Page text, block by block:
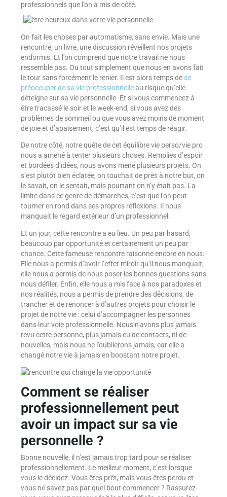
professionnels que l’on a mis de côté.
On fait les choses par automatisme, sans envie. Mais une
rencontre, un livre, une discussion réveillent nos projets
endormis. Et l’on comprend que notre travail ne nous
ressemble pas. Ou tout simplement que nous en avons fait
le tour sans forcément le renier. Il est alors temps de se
préoccuper de sa vie professionnelleau risque qu’elle
déteigne sur sa vie personnelle. Et si vous commencez à
être tracassé le soir et le week-end, si vous avez des
problèmes de sommeil ou que vous avez moins de moment
de joie et d’apaisement, c’est qu’il est temps de réagir.
De notre côté, notre quête de cet équilibre vie perso/vie pro
nous a amené à tenter plusieurs choses. Remplies d’espoir
et bordées d’idées, nous avons mené plusieurs projets. On
s’est plutôt bien éclatée, on touchait de près à notre but, on
le savait, on le sentait, mais pourtant on n’y était pas. La
limite dans ce genre de démarches, c’est que l’on peut
tourner en rond dans ses propres réflexions. Il nous
manquait le regard extérieur d’un professionnel.
Et un jour, cette rencontre a eu lieu. Un peu par hasard,
beaucoup par opportunité et certainement un peu par
chance. Cette fameuse rencontre raisonne encore en nous.
Elle nous a permis d’avoir l’effet miroir qu’il nous manquait,
elle nous a permis de nous poser les bonnes questions sans
nous défiler. Enfin, elle nous a mis face à nos paradoxes et
nos réalités, nous a permis de prendre des décisions, de
trancher et de renoncer à d’autres projets pour choisir le
projet de notre vie : celui d’accompagner les personnes
dans leur voie professionnelle. Nous n’avons plus jamais
revu cette personne, plus jamais eu de contacts, ni de
nouvelles, mais nous ne l’oublierons jamais, car elle a
changé notre vie à jamais en boostant notre projet.
Comment se réaliser
professionnellement peut
avoir un impact sur sa vie
personnelle ?
Bonne nouvelle, il n’est jamais trop tard pour se réaliser
professionnellement. Le meilleur moment, c’est lorsque
vous le décidez. Vous êtes prêt, mais vous êtes perdu et
vous ne savez pas par quel bout commencer ? Rassurez-